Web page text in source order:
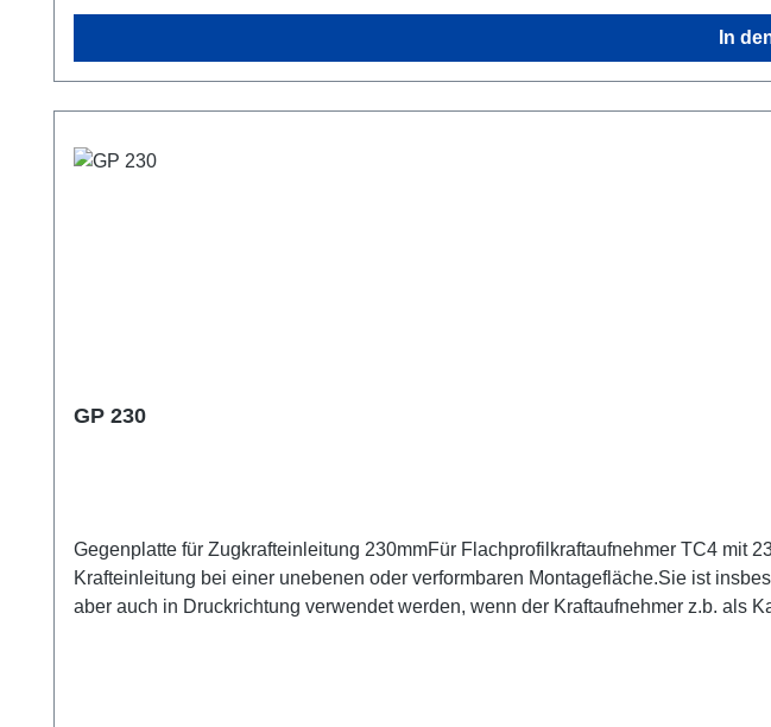
In
GP 230
Gegenplatte für Zugkrafteinleitung 230mmFür Flachprofilkraftaufnehmer TC4 mit
Krafteinleitung bei einer unebenen oder verformbaren Montagefläche.Sie ist
aber auch in Druckrichtung verwendet werden, wenn der Kraftaufnehmer z.b. als